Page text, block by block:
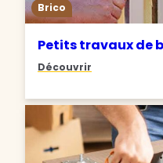
Brico
Petits travaux de
Découvrir